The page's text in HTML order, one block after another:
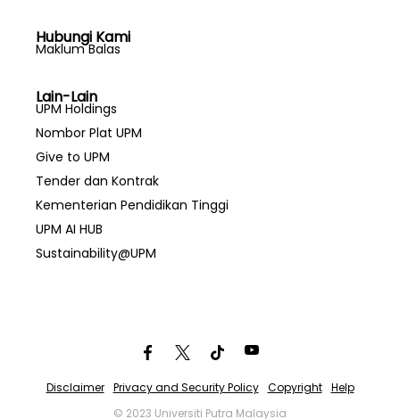
Hubungi Kami
Maklum Balas
Lain-Lain
UPM Holdings
Nombor Plat UPM
Give to UPM
Tender dan Kontrak
Kementerian Pendidikan Tinggi
UPM AI HUB
Sustainability@UPM
Disclaimer Privacy and Security Policy Copyright
Help
© 2023 Universiti Putra Malaysia